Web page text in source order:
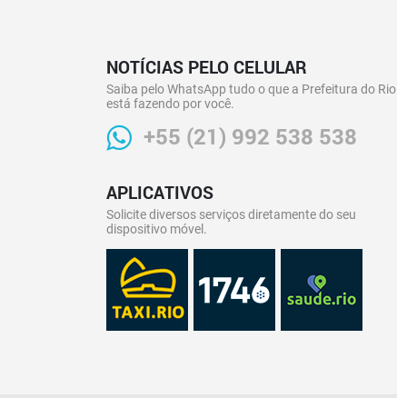
NOTÍCIAS PELO CELULAR
Saiba pelo WhatsApp tudo o que a Prefeitura do Rio
está fazendo por você.
+55 (21) 992 538 538
APLICATIVOS
Solicite diversos serviços diretamente do seu
dispositivo móvel.